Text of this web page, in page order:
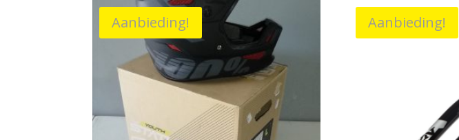
Aanbieding! Aanbieding!